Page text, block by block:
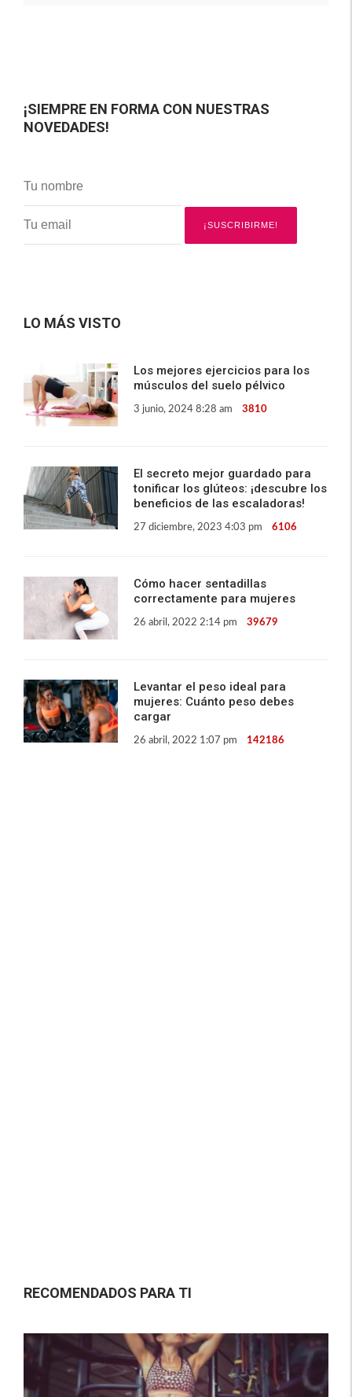
¡SIEMPRE EN FORMA CON NUESTRAS
NOVEDADES!
LO MÁS VISTO
Los mejores ejercicios para los
músculos del suelo pélvico
3 junio, 2024 8:28 am 3810
El secreto mejor guardado para
tonificar los glúteos: ¡descubre los
beneficios de las escaladoras!
27 diciembre, 2023 4:03 pm 6106
Cómo hacer sentadillas
correctamente para mujeres
26 abril, 2022 2:14 pm 39679
Levantar el peso ideal para
mujeres: Cuánto peso debes
cargar
26 abril, 2022 1:07 pm 142186
RECOMENDADOS PARA TI